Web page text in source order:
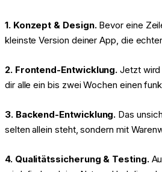
1. Konzept & Design.Bevor eine
kleinste Version deiner App, die
2. Frontend-Entwicklung. Jetzt wird
dir alle ein bis zwei Wochen einen
3. Backend-Entwicklung. Das
selten allein steht, sondern mit
4. Qualitätssicherung & Testing.